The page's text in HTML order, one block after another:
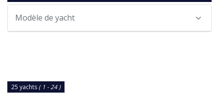
Modèle de yacht
25 yachts ( 1 - 24 )